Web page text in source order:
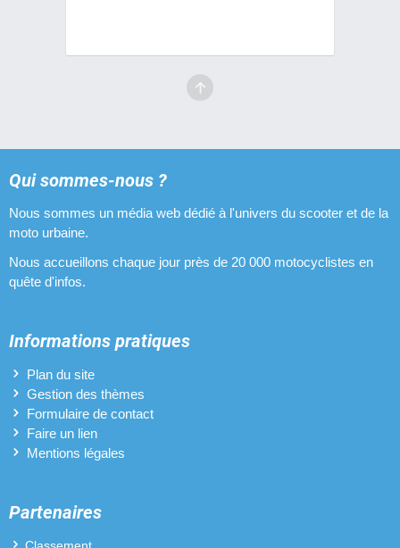
Qui sommes-nous ?
Nous sommes un média web dédié à l'univers du scooter et de la
moto urbaine.
Nous accueillons chaque jour près de 20 000 motocyclistes en
quête d'infos.
Informations pratiques
Plan du site
Gestion des thèmes
Formulaire de contact
Faire un lien
Mentions légales
Partenaires